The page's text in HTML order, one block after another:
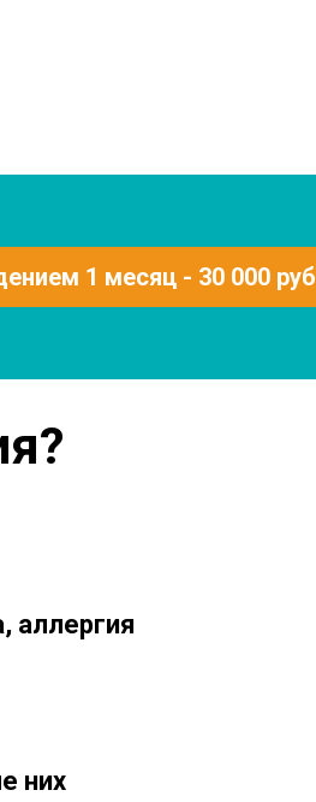
1 месяц - 30 000 руб
аллергия
них